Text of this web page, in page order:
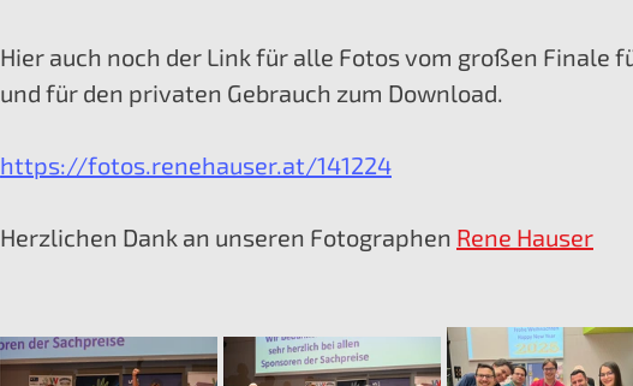
Hier auch noch der Link für alle Fotos vom großen Finale
und für den privaten Gebrauch zum Download.
https://fotos.renehauser.at/141224
Herzlichen Dank an unseren Fotographen Rene Hauser